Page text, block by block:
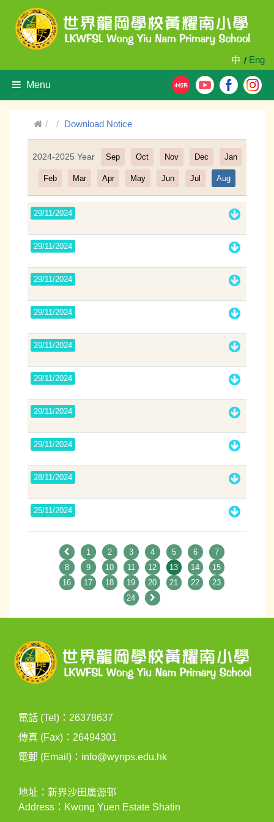
中 / Eng
Menu
Download Notice
Filter
2024-2025 Year Sep Oct Nov Dec Jan
Feb Mar Apr May Jun Jul Aug
29/11/2024
29/11/2024
29/11/2024
29/11/2024
29/11/2024
29/11/2024
29/11/2024
29/11/2024
28/11/2024
25/11/2024
1 2 3 4 5 6
7
8
9 10 11 12 13 14
15
16
17 18 19 20 21 22
23
24
電話 (Tel)：26378637
傳真 (Fax)：26494301
電郵 (Email)： info@wynps.edu.hk
地址：新界沙田廣源邨
Address：Kwong Yuen Estate Shatin